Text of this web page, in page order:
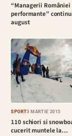
“Managerii României
performante”
august
SPORT3 MARTIE 2015
110 schiori si
cucerit muntele la…